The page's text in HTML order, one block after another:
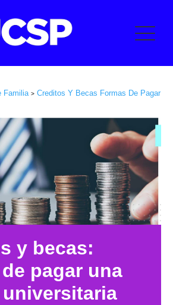
Familia > Creditos Y Becas Formas De Pagar
y becas:
pagar una